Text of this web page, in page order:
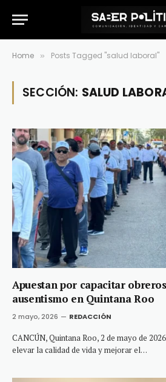
Home » Posts Tagged "salud laboral"
SECCIÓN: SALUD
Apuestan por capacitar
ausentismo en Quintana Roo
2 mayo, 2026 REDACCIÓN
CANCÚN, Quintana Roo, 2 de mayo de
elevar la calidad de vida y mejorar el…